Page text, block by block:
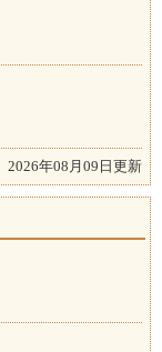
2026年08月09日更新